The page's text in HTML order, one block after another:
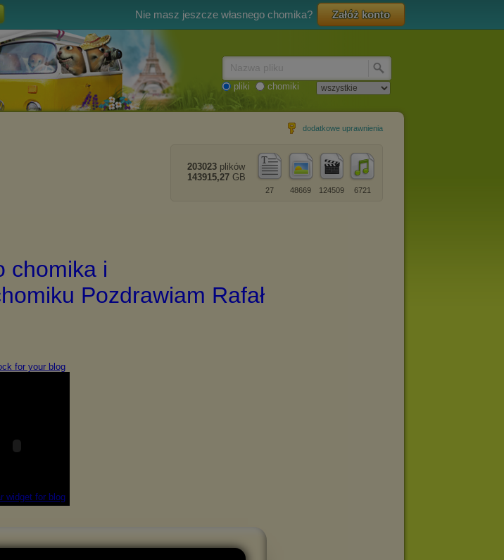
Nie masz jeszcze własnego chomika? Załóż konto
pliki chomiki
dodatkowe uprawnienia
6721
124509
48669
27
203023 plików
143915,27 GB